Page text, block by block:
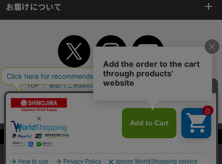
当サイトはクッキー（Cookie）を使用しています。Cookieの使用に同意いた
だける場合は「OK」をクリックしてください。
OK
お届けについて
TOP 初めてご利用のお客様へ ご利用案内
個人情報保護方針
よくあるご質問
WEBカタログ
Copyright© 2018 SHIMOJIMA Co.,Ltd. All Rights Reserved.